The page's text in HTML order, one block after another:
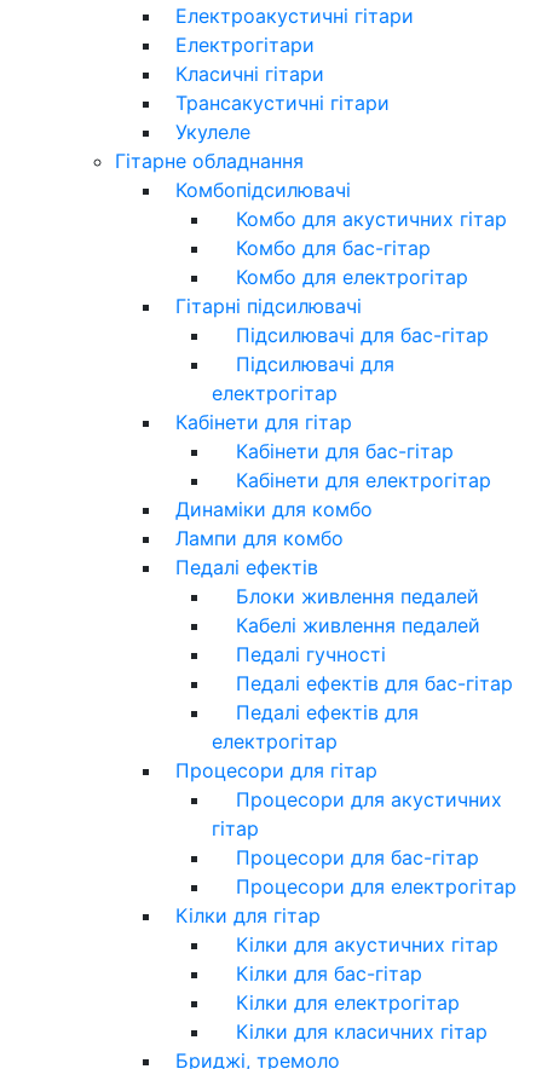
Електроакустичні гітари
Електрогітари
Класичні гітари
Трансакустичні гітари
Укулеле
Гітарне обладнання
Комбопідсилювачі
Комбо для акустичних гітар
Комбо для бас-гітар
Комбо для електрогітар
Гітарні підсилювачі
Підсилювачі для бас-гітар
Підсилювачі для
електрогітар
Кабінети для гітар
Кабінети для бас-гітар
Кабінети для електрогітар
Динаміки для комбо
Лампи для комбо
Педалі ефектів
Блоки живлення педалей
Кабелі живлення педалей
Педалі гучності
Педалі ефектів для бас-гітар
Педалі ефектів для
електрогітар
Процесори для гітар
Процесори для акустичних
гітар
Процесори для бас-гітар
Процесори для електрогітар
Кілки для гітар
Кілки для акустичних гітар
Кілки для бас-гітар
Кілки для електрогітар
Кілки для класичних гітар
Бриджі, тремоло